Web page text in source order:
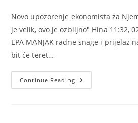
Novo upozorenje ekonomista za
je velik, ovo je ozbiljno" Hina 11:32,
EPA MANJAK radne snage i prijelaz
bit će teret…
Continue Reading Nemačka
Vapi